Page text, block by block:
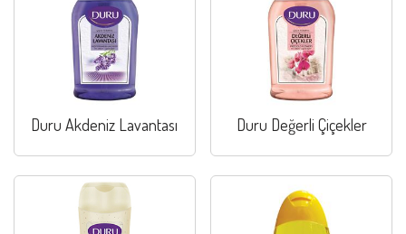
Duru Akdeniz Lavantası Duru Değerli Çiçekler